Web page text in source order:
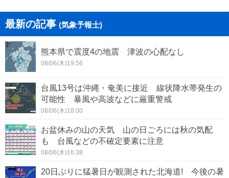
最新の記事 (気象予報士)
熊本県で震度4の地震 津波の心配なし
08/06(木)19:56
台風13号は沖縄・奄美に接近 線状降水帯発生の
可能性 暴風や高波などに厳重警戒
08/06(木)18:00
お盆休みの山の天気 山の日ごろには秋の気配
も 台風などの不確定要素に注意
08/06(木)16:38
20日ぶりに猛暑日が観測された北海道! 今後の暑